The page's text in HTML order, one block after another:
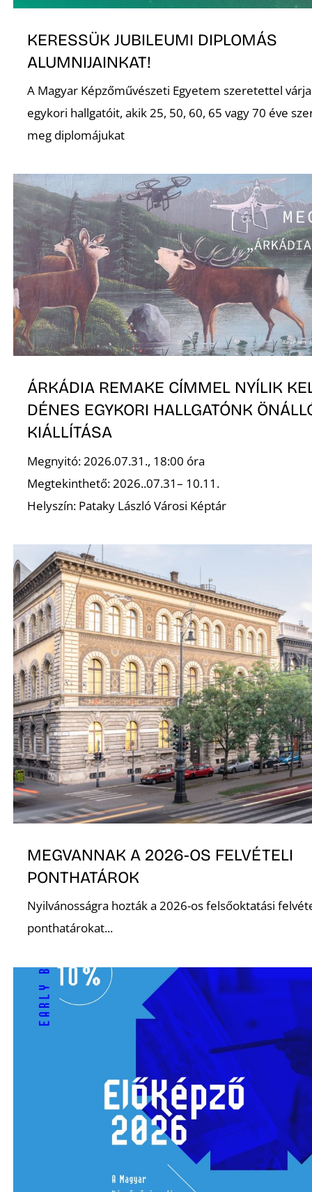
KERESSÜK JUBILEUMI DIPLOMÁS
ALUMNIJAINKAT!
A Magyar Képzőművészeti Egyetem szeretettel
egykori hallgatóit, akik 25, 50, 60, 65 vagy 70 éve
meg diplomájukat
ÁRKÁDIA REMAKE CÍMMEL NYÍLIK
DÉNES EGYKORI HALLGATÓNK
KIÁLLÍTÁSA
Megnyitó: 2026.07.31., 18:00 óra
Megtekinthető: 2026..07.31– 10.11.
Helyszín: Pataky László Városi Képtár
MEGVANNAK A 2026-OS FELVÉTELI
PONTHATÁROK
Nyilvánosságra hozták a 2026-os felsőoktatási
ponthatárokat...